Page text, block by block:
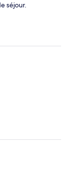
séjour.